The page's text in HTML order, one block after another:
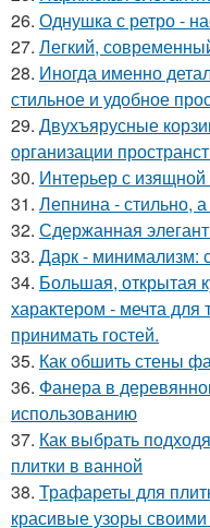
26. Однушка с ретро -
27. Легкий,
28. Иногда именно
стильное и удобное
29. Двухъярусные
организации
30. Интерьер с
31. Лепнина - стильно,
32. Сдержанная
33. Дарк - минимализм:
34. Большая, открытая
характером - мечта для
принимать гостей.
35. Как обшить стены
36. Фанера в
использованию
37. Как выбрать
плитки в ванной
38. Трафареты для
красивые узоры